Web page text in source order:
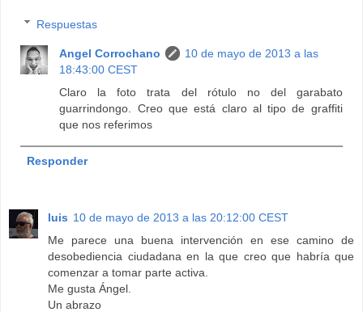
Respuestas
Angel Corrochano
10 de mayo de 2013 a las
18:43:00 CEST
Claro la foto trata del rótulo no del garabato
guarrindongo. Creo que está claro al tipo de graffiti
que nos referimos
Responder
luis 10 de mayo de 2013 a las 20:12:00 CEST
Me parece una buena intervención en ese camino de
desobediencia ciudadana en la que creo que habría que
comenzar a tomar parte activa.
Me gusta Ángel.
Un abrazo